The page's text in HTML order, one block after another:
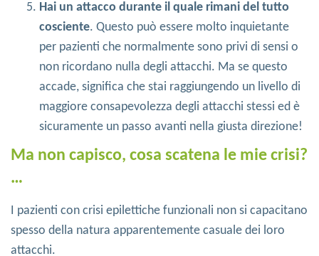
Hai un attacco durante il quale rimani del tutto
cosciente. Questo può essere molto inquietante
per pazienti che normalmente sono privi di sensi o
non ricordano nulla degli attacchi. Ma se questo
accade, significa che stai raggiungendo un livello di
maggiore consapevolezza degli attacchi stessi ed è
sicuramente un passo avanti nella giusta direzione!
Ma non capisco, cosa scatena le mie crisi?
…
I pazienti con crisi epilettiche funzionali non si capacitano
spesso della natura apparentemente casuale dei loro
attacchi.